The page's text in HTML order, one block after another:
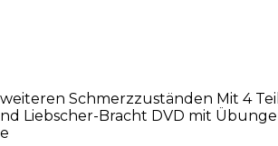
Schmerzzuständen Mit 4
Liebscher-Bracht DVD mit